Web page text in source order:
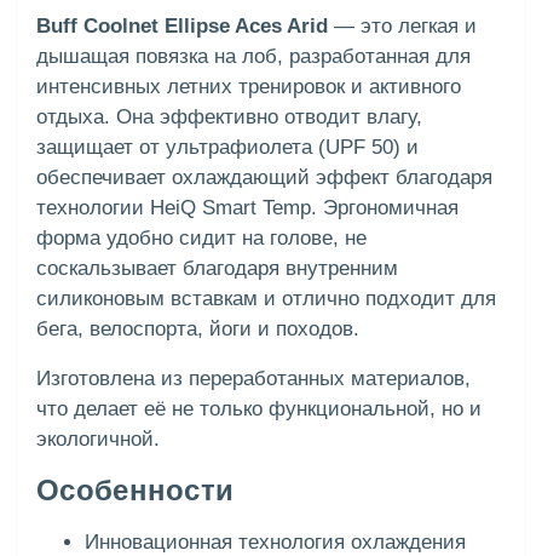
Buff Coolnet Ellipse Aces Arid — это легкая и
дышащая повязка на лоб, разработанная для
интенсивных летних тренировок и активного
отдыха. Она эффективно отводит влагу,
защищает от ультрафиолета (UPF 50) и
обеспечивает охлаждающий эффект благодаря
технологии HeiQ Smart Temp. Эргономичная
форма удобно сидит на голове, не
соскальзывает благодаря внутренним
силиконовым вставкам и отлично подходит для
бега, велоспорта, йоги и походов.
Изготовлена из переработанных материалов,
что делает её не только функциональной, но и
экологичной.
Особенности
Инновационная технология охлаждения